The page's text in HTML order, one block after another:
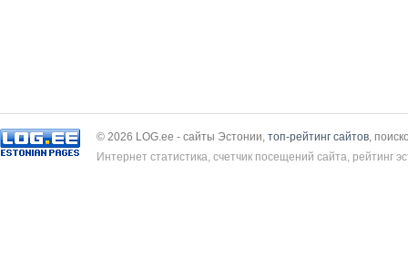
© 2026 LOG.ee - сайты Эстонии, топ-рейтинг сайтов ,
Интернет статистика, счетчик посещений сайта, рейтинг